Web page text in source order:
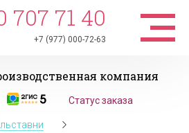
707 71 40
+7 (977) 000-72-63
компания
Статус заказа